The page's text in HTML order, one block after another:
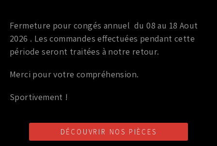
BOITE À AIR OEM NISSAN 350Z HR / 370Z (COTÉ
PASSAGER)
Fermeture pour congés annuel du 08 au 18 Aout
2026 . Les commandes effectuées pendant cette
période seront traitées à notre retour.
Merci pour votre compréhension.
Sportivement !
DÉCOUVRIR NOS PIÈCES